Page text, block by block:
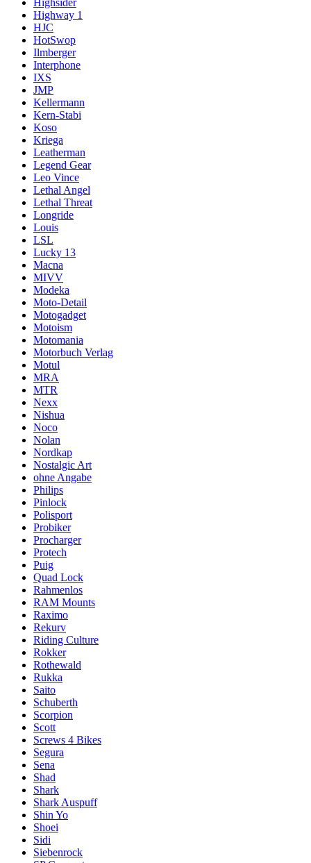
Highsider
Highway 1
HJC
HotSwop
Ilmberger
Interphone
IXS
JMP
Kellermann
Kern-Stabi
Koso
Kriega
Leatherman
Legend Gear
Leo Vince
Lethal Angel
Lethal Threat
Longride
Louis
LSL
Lucky 13
Macna
MIVV
Modeka
Moto-Detail
Motogadget
Motoism
Motomania
Motorbuch Verlag
Motul
MRA
MTR
Nexx
Nishua
Noco
Nolan
Nordkap
Nostalgic Art
ohne Angabe
Philips
Pinlock
Polisport
Probiker
Procharger
Protech
Puig
Quad Lock
Rahmenlos
RAM Mounts
Raximo
Rekurv
Riding Culture
Rokker
Rothewald
Rukka
Saito
Schuberth
Scorpion
Scott
Screws 4 Bikes
Segura
Sena
Shad
Shark
Shark Auspuff
Shin Yo
Shoei
Sidi
Siebenrock